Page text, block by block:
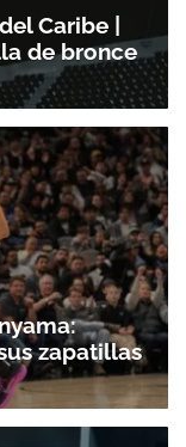
Caribe |
de bronce
zapatillas